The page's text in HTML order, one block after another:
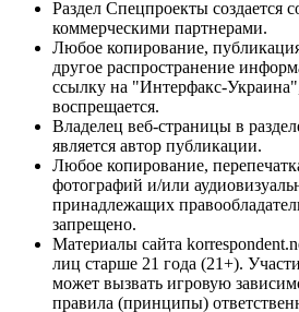
Раздел Спецпроекты создается
коммерческими партнерами.
Любое копирование,
другое распространение
ссылку на "Интерфакс-
воспрещается.
Владелец веб-страницы в
является автор публикации.
Любое копирование,
фотографий и/или
принадлежащих
запрещено.
Материалы сайта
лиц старше 21 года (21+).
может вызвать игровую
правила (принципы)